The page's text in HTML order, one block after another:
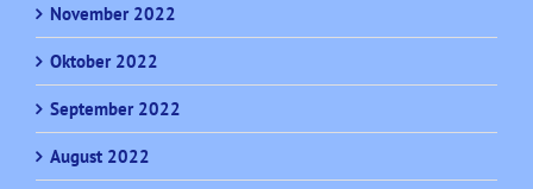
November 2022
Oktober 2022
September 2022
August 2022